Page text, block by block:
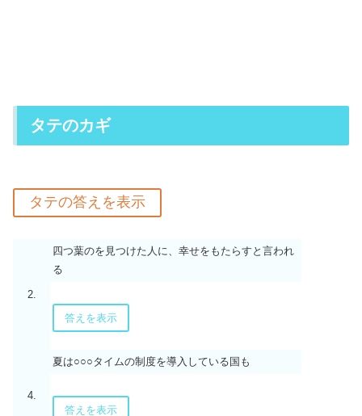
タテのカギ
2.
四つ葉のを見つけた人に、幸せをもたらすと言われ
る
答えを表示
4.
夏は○○○タイムの制度を導入している国も
答えを表示